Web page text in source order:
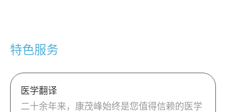
特色服务
医学翻译
二十余年来，康茂峰始终是您值得信赖的医学